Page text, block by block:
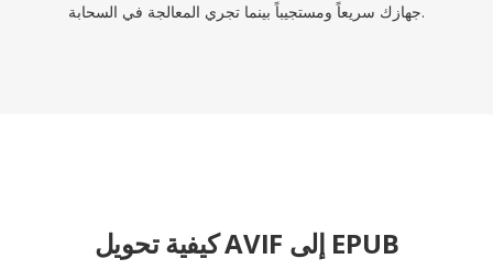
جهازك سريعاً ومستجيباً بينما تجري المعالجة في السحابة.
كيفية تحويل AVIF إلى EPUB